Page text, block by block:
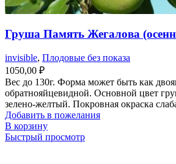
Груша Память Жегалова
invisible, Плодовые без показа
1050,00 ₽
Вес до 130г. Форма может быть как
обратнояйцевидной. Основной цвет
зелено-желтый. Покровная окраска
Добавить в пожелания
В корзину
Быстрый просмотр